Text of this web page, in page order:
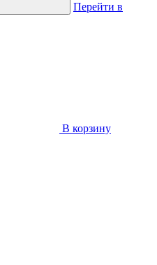
Перейти в
В корзину